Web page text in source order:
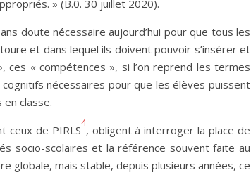
» (B.0. 30 juillet 2020).
doute nécessaire aujourd’hui pour que tous les
et dans lequel ils doivent pouvoir s’insérer et
ces « compétences », si l’on reprend les termes
nécessaires pour que les élèves puissent
classe.
ceux de PIRLS
4
, obligent à interroger la place de
socio-scolaires et la référence souvent faite au
globale, mais stable, depuis plusieurs années, ce